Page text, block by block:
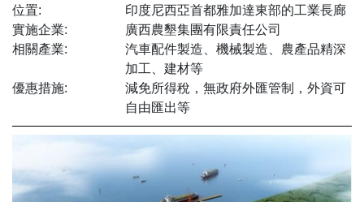
位置:
印度尼西亞首都雅加達東部的工業長廊
實施企業:
廣西農墾集團有限責任公司
相關產業:
汽車配件製造、機械製造、農產品精深
加工、建材等
優惠措施:
減免所得稅，無政府外匯管制，外資可
自由匯出等